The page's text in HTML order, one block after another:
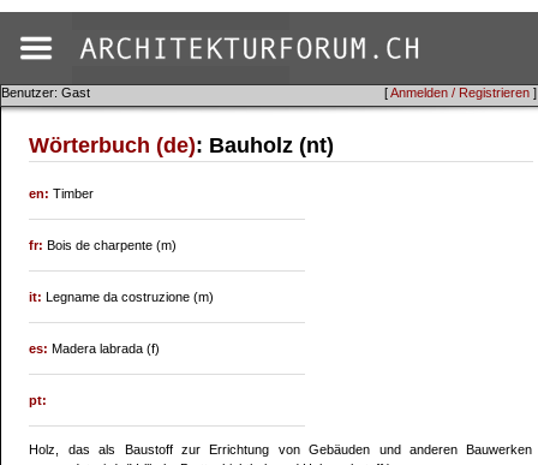
[Anmelden / Registrieren ]
Benutzer: Gast
Wörterbuch (de): Bauholz (nt)
en:Timber
fr:Bois de charpente (m)
it:Legname da costruzione (m)
es:Madera labrada (f)
pt:
Holz, das als Baustoff zur Errichtung von Gebäuden und anderen Bauwerken